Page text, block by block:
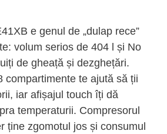
e genul de „dulap rece”
volum serios de 404 l și No
de gheață și dezghețări.
compartimente te ajută să ții
iar afișajul touch îți dă
temperaturii. Compresorul
ține zgomotul jos și consumul